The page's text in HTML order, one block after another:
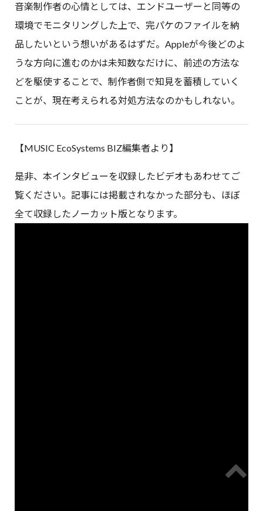
音楽制作者の心情としては、エンドユーザーと同等の
環境でモニタリングした上で、完パケのファイルを納
品したいという想いがあるはずだ。Appleが今後どのよ
うな方向に進むのかは未知数なだけに、前述の方法な
どを駆使することで、制作者側で知見を蓄積していく
ことが、現在考えられる対処方法なのかもしれない。
【MUSIC EcoSystems BIZ編集者より】
是非、本インタビューを収録したビデオもあわせてご
覧ください。記事には掲載されなかった部分も、ほぼ
全て収録したノーカット版となります。